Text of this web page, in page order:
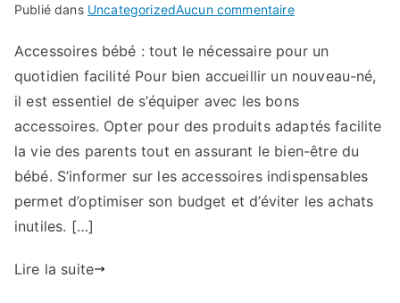
Publié dans UncategorizedAucun commentairesur
bébé
et
sécurité
:
barrières,
cache-
prises…
Accessoires bébé : tout le nécessaire pour un
quotidien facilité Pour bien accueillir un nouveau-né,
il est essentiel de s’équiper avec les bons
accessoires. Opter pour des produits adaptés facilite
la vie des parents tout en assurant le bien-être du
bébé. S’informer sur les accessoires indispensables
permet d’optimiser son budget et d’éviter les achats
inutiles. […]
Lire la suite